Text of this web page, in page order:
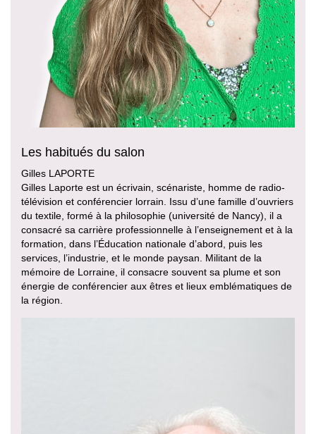
Les habitués du salon
Gilles LAPORTE
Gilles Laporte est un écrivain, scénariste, homme de radio-
télévision et conférencier lorrain. Issu d’une famille d’ouvriers
du textile, formé à la philosophie (université de Nancy), il a
consacré sa carrière professionnelle à l’enseignement et à la
formation, dans l’Éducation nationale d’abord, puis les
services, l’industrie, et le monde paysan. Militant de la
mémoire de Lorraine, il consacre souvent sa plume et son
énergie de conférencier aux êtres et lieux emblématiques de
la région.